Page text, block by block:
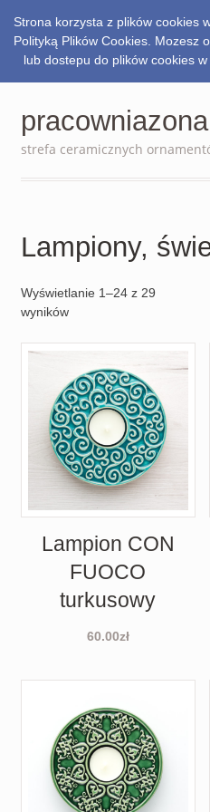
0.00zł
pracowniazona
strefa ceramicznych
Lampiony,
Wyświetlanie 1–24 z 29
wyników
Lampion CON
FUOCO
turkusowy
60.00zł
Strona korzysta z plików cookies
Polityką Plików Cookies. Mozesz
lub dostepu do plików cookies